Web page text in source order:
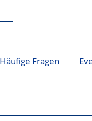
Häufige Fragen